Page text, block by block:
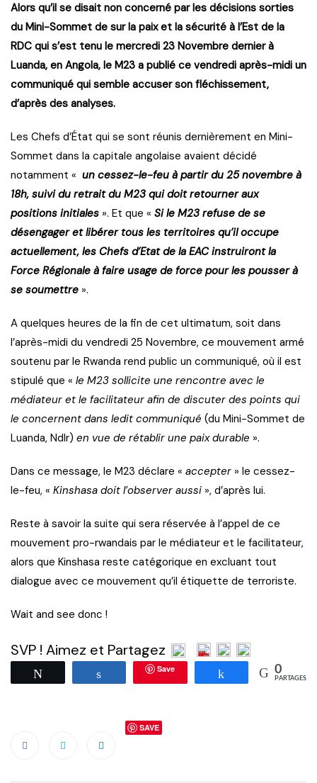
Alors qu’il se disait non concerné par les décisions sorties
du Mini-Sommet de sur la paix et la sécurité à l’Est de la
RDC qui s’est tenu le mercredi 23 Novembre dernier à
Luanda, en Angola, le M23 a publié ce vendredi après-midi un
communiqué qui semble accuser son fléchissement,
d’après des analyses.
Les Chefs d’État qui se sont réunis dernièrement en Mini-
Sommet dans la capitale angolaise avaient décidé
notamment « un cessez-le-feu à partir du 25 novembre à
18h, suivi du retrait du M23 qui doit retourner aux
positions initiales ». Et que « Si le M23 refuse de se
désengager et libérer tous les territoires qu’il occupe
actuellement, les Chefs d’Etat de la EAC instruiront la
Force Régionale à faire usage de force pour les pousser à
se soumettre ».
A quelques heures de la fin de cet ultimatum, soit dans
l’après-midi du vendredi 25 Novembre, ce mouvement armé
soutenu par le Rwanda rend public un communiqué, où il est
stipulé que « le M23 sollicite une rencontre avec le
médiateur et le facilitateur afin de discuter des points qui
le concernent dans ledit communiqué (du Mini-Sommet de
Luanda, Ndlr) en vue de rétablir une paix durable ».
Dans ce message, le M23 déclare « accepter » le cessez-
le-feu, « Kinshasa doit l’observer aussi », d’après lui.
Reste à savoir la suite qui sera réservée à l’appel de ce
mouvement pro-rwandais par le médiateur et le facilitateur,
alors que Kinshasa reste catégorique en excluant tout
dialogue avec ce mouvement qu’il étiquette de terroriste.
Wait and see donc !
SVP ! Aimez et Partagez
Partagez Save Partagez 0
PARTAGES
SAVE